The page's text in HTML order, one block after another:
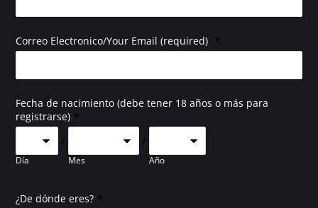
Correo Electronico/Your Email (required) *
Fecha de nacimiento (debe tener 18 años o más para
registrarse) *
Día
/
Mes
/
Año
¿De dónde eres? *